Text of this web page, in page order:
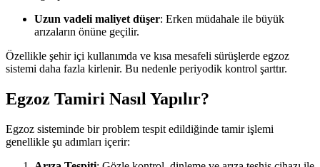
Uzun vadeli maliyet düşer: Erken müdahale ile büyük
arızaların önüne geçilir.
Özellikle şehir içi kullanımda ve kısa mesafeli sürüşlerde egzoz
sistemi daha fazla kirlenir. Bu nedenle periyodik kontrol şarttır.
Egzoz Tamiri Nasıl Yapılır?
Egzoz sisteminde bir problem tespit edildiğinde tamir işlemi
genellikle şu adımları içerir: